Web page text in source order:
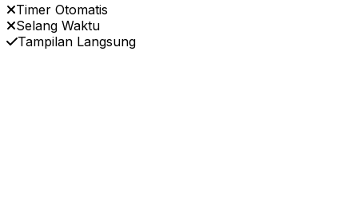
Timer Otomatis
Selang Waktu
Tampilan Langsung